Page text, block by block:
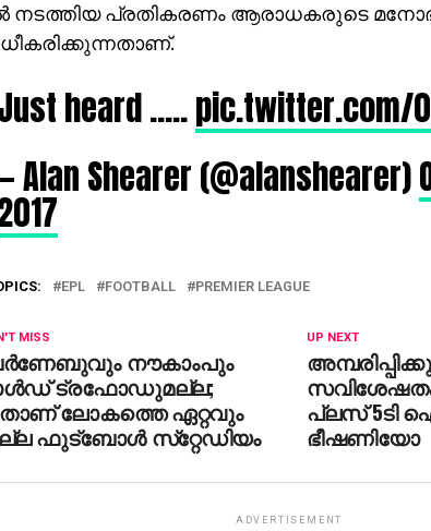
നടത്തിയ പ്രതികരണം ആരാധകരുടെ
heard …..pic.twitter.com/
Alan Shearer (@alanshearer)
EPL FOOTBALL PREMIER LEAGUE
UP NEXT
പ്ലസ് 5ടി
ഭീഷണിയോ
MISS
നൗകാംപും
ട്രഫോഡുമല്ല;
ലോകത്തെ ഏറ്റവും
ഫുട്‌ബോള്‍ സ്‌റ്റേഡിയം
ADVERTISEMENT